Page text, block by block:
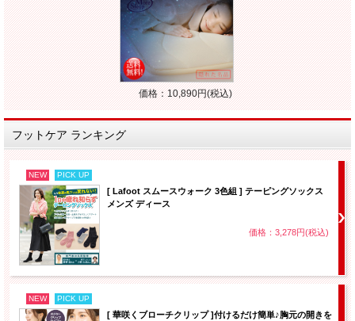
価格：10,890円(税込)
フットケア ランキング
NEW PICK UP
[ Lafoot スムースウォーク 3色組 ] テーピングソックス
メンズ ディース
価格：3,278円(税込)
NEW PICK UP
[ 華咲くブローチクリップ ]付けるだけ簡単♪胸元の開きを